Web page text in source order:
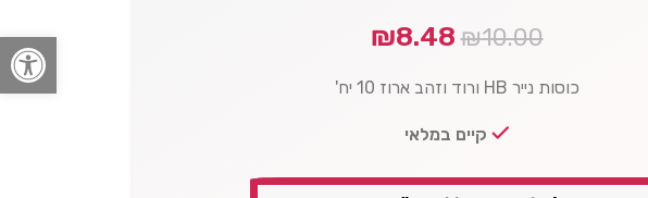
פתח ₪10.00
₪8.48
כוסות נייר HB ורוד וזהב ארוז 10 יח'
קיים במלאי